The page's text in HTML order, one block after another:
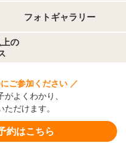
フォトギャラリー
の
ご参加ください ／
よくわかり、
だけます。
約はこちら